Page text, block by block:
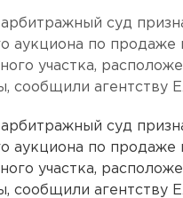
суд
аукциона по продаже
участка,
сообщили агентству
суд
аукциона по продаже
участка,
сообщили агентству